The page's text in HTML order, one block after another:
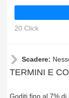
20 Click
Scadere:
TERMINI E
Goditi fino al 7% di